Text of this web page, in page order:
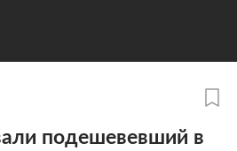
подешевевший в